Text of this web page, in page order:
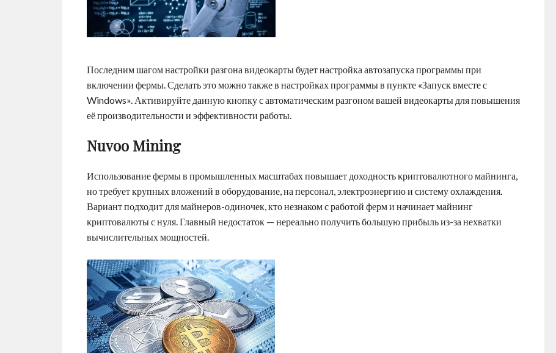
Последним шагом настройки разгона видеокарты будет настройка автозапуска программы при
включении фермы. Сделать это можно также в настройках программы в пункте «Запуск вместе с
Windows». Активируйте данную кнопку с автоматическим разгоном вашей видеокарты для повышения
её производительности и эффективности работы.
Nuvoo Mining
Использование фермы в промышленных масштабах повышает доходность криптовалютного майнинга,
но требует крупных вложений в оборудование, на персонал, электроэнергию и систему охлаждения.
Вариант подходит для майнеров-одиночек, кто незнаком с работой ферм и начинает майнинг
криптовалюты с нуля. Главный недостаток — нереально получить большую прибыль из-за нехватки
вычислительных мощностей.